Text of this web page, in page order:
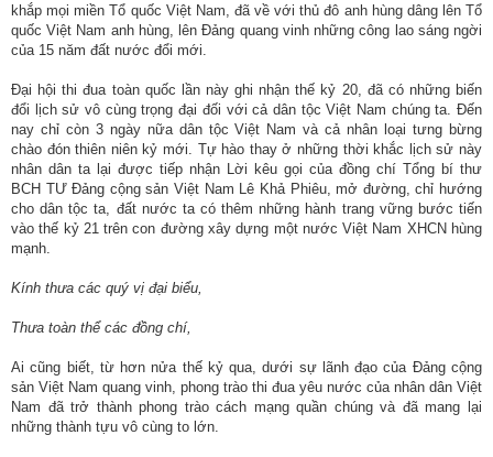
dẫn
thủ
Hình
thức
khen
thưởng
Các
kỳ
TĐYN
quốc
Hoạt
khắp mọi miền Tổ quốc Việt Nam, đã về với thủ đô anh hùng dâng lên Tổ
quốc Việt Nam anh hùng, lên Đảng quang vinh những công lao sáng ngời
của 15 năm đất nước đổi mới.
Đại hội thi đua toàn quốc lần này ghi nhận thế kỷ 20, đã có những biến
đổi lịch sử vô cùng trọng đại đối với cả dân tộc Việt Nam chúng ta. Đến
nay chỉ còn 3 ngày nữa dân tộc Việt Nam và cả nhân loại tưng bừng
chào đón thiên niên kỷ mới. Tự hào thay ở những thời khắc lịch sử này
nhân dân ta lại được tiếp nhận Lời kêu gọi của đồng chí Tổng bí thư
BCH TƯ Đảng cộng sản Việt Nam Lê Khả Phiêu, mở đường, chỉ hướng
cho dân tộc ta, đất nước ta có thêm những hành trang vững bước tiến
vào thế kỷ 21 trên con đường xây dựng một nước Việt Nam XHCN hùng
mạnh.
Kính thưa các quý vị đại biểu,
Thưa toàn thể các đồng chí,
Ai cũng biết, từ hơn nửa thế kỷ qua, dưới sự lãnh đạo của Đảng cộng
sản Việt Nam quang vinh, phong trào thi đua yêu nước của nhân dân Việt
Nam đã trở thành phong trào cách mạng quần chúng và đã mang lại
những thành tựu vô cùng to lớn.